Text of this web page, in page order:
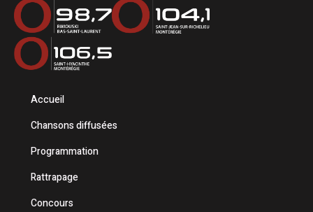
Accueil
Chansons diffusées
Programmation
Rattrapage
Concours